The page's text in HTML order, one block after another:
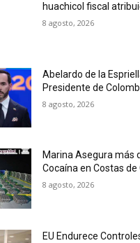
huachicol fiscal
8 agosto, 2026
Abelardo de la
Presidente de
8 agosto, 2026
Marina Asegura más
Cocaína en Costas de
8 agosto, 2026
EU Endurece